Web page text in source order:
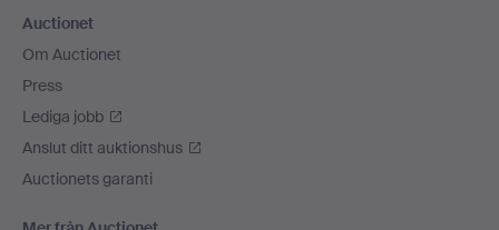
Auctionet
Om Auctionet
Press
Lediga jobb
Anslut ditt auktionshus
Auctionets garanti